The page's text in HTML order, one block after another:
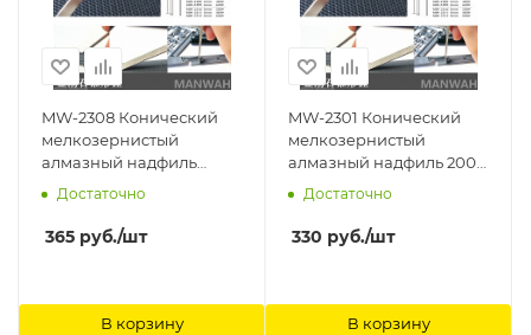
MW-2308 Конический
мелкозернистый
алмазный надфиль
400#(начало 0.3
Ширина 6mm) ManWah
Достаточно
365 руб./шт
В корзину
MW-2301 Конический
мелкозернистый
алмазный надфиль 200#
(начало 0.3 Ширина
2mm) ManWah
Достаточно
330 руб./шт
В корзину